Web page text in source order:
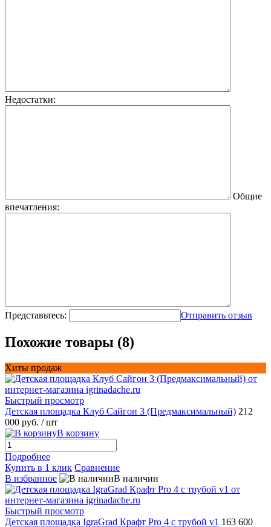
Недостатки:
Общие
впечатления:
Представьтесь: Отправить отзыв
Похожие товары (8)
Хиты продаж
Быстрый просмотр
Детская площадка Клуб Сайгон 3 (Предмаксимальный) 212
000 руб. / шт
В корзину
Подробнее
Купить в 1 клик Сравнение
В избранное
В наличии
Быстрый просмотр
Детская площадка IgraGrad Крафт Pro 4 с трубой v1 163 600